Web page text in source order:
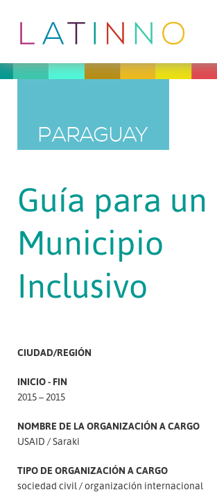
PARAGUAY
Guía para un
Municipio
Inclusivo
CIUDAD/REGIÓN
INICIO - FIN
2015 – 2015
NOMBRE DE LA ORGANIZACIÓN A CARGO
USAID
Saraki
TIPO DE ORGANIZACIÓN A CARGO
sociedad civil
organización internacional